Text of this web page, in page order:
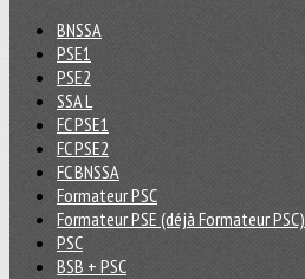
BNSSA
PSE1
PSE2
SSA L
FC PSE1
FC PSE2
FC BNSSA
Formateur PSC
Formateur PSE (déjà Formateur PSC)
PSC
BSB + PSC